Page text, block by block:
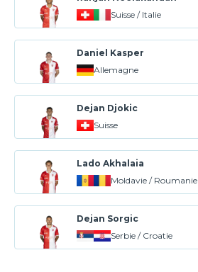
Suisse / Italie
Daniel Kasper
Allemagne
Dejan Djokic
Suisse
Lado Akhalaia
Moldavie / Roumanie
Dejan Sorgic
Serbie / Croatie